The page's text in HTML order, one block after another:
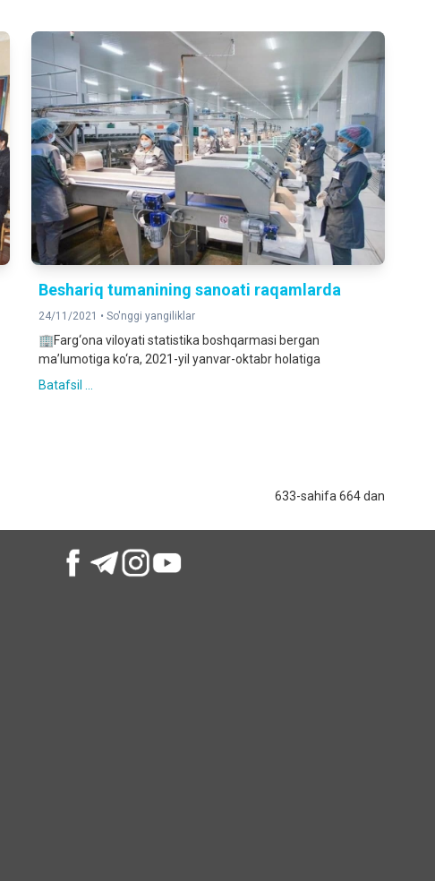
Beshariq tumanining sanoati raqamlarda
24/11/2021 •So'nggi yangiliklar
🏢Farg‘ona viloyati statistika boshqarmasi bergan
ma’lumotiga ko‘ra, 2021-yil yanvar-oktabr holatiga
Batafsil ...
633-sahifa 664 dan